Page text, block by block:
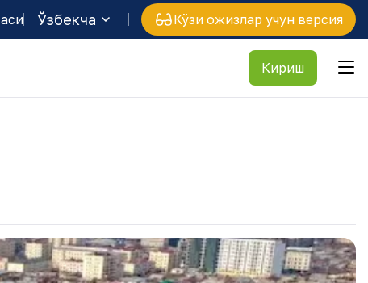
Ўзбекча Кўзи ожизлар учун версия
Кириш